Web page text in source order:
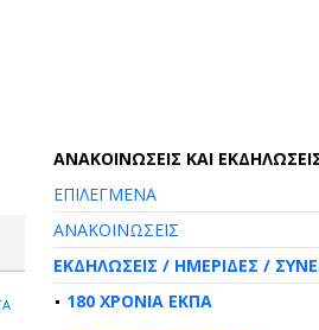
AΝΑΚΟΙΝΩΣΕΙΣ ΚΑΙ
ΕΠΙΛΕΓΜΕΝΑ
ΑΝΑΚΟΙΝΩΣΕΙΣ
ΕΚΔΗΛΩΣΕΙΣ / ΗΜΕΡΙΔΕΣ /
180 ΧΡΟΝΙΑ ΕΚΠΑ